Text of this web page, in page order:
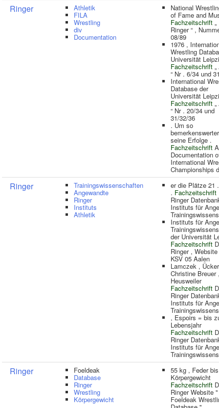
Ringer Athletik
FILA
Wrestling
div
Documentation
National
of Fame and
Fachzeitschrift
Ringer “ ,
08/89
1976 ,
Wrestling
Universität
Fachzeitschrift
“ Nr . 6/34 und
International
Database der
Universität
Fachzeitschrift
“ Nr . 20/34 und
31/32/36
. Um so
seine Erfolge .
Fachzeitschrift
Documentation
International
Championships
Ringer Trainingswissenschaften
Angewandte
Ringer
Instituts
Athletik
er die Plätze 21
. Fachzeitschrift
Ringer
Instituts für
Instituts für
der Universität
Fachzeitschrift
Ringer ,
KSV 05 Aalen
Lamczek ,
Christine Breuer
Heusweiler
Fachzeitschrift
Ringer
Instituts für
, Espoirs = bis
Lebensjahr
Fachzeitschrift
Ringer
Instituts für
Ringer Foeldeak
Database
Ringer
Wrestling
Körpergewicht
55 kg , Feder
Körpergewicht
Fachzeitschrift
Ringer Website "
Foeldeak